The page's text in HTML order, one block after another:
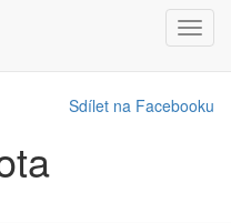
Sdílet na Facebooku